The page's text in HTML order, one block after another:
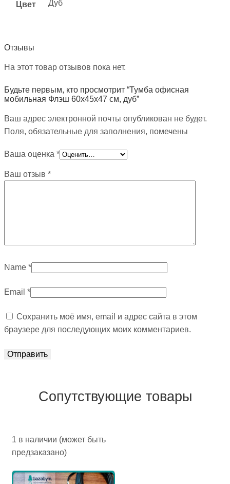
Цвет Дуб
Отзывы
На этот товар отзывов пока нет.
Будьте первым, кто просмотрит “Тумба офисная
мобильная Флэш 60х45х47 см, дуб”
Ваш адрес электронной почты опубликован не будет.
Поля, обязательные для заполнения, помечены
Ваша оценка *
Ваш отзыв *
Name *
Email *
Сохранить моё имя, email и адрес сайта в этом
браузере для последующих моих комментариев.
Сопутствующие товары
1 в наличии (может быть
предзаказано)